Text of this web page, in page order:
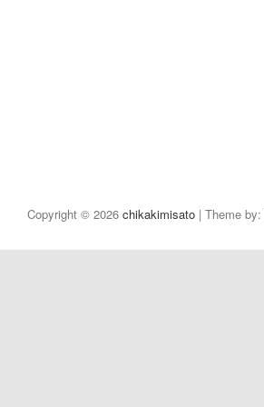
Copyright © 2026 chikakimisato | Theme by: